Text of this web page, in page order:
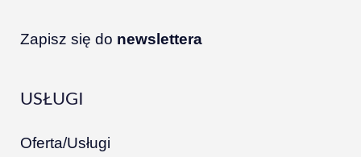
Zapisz się do newslettera
USŁUGI
Oferta/Usługi